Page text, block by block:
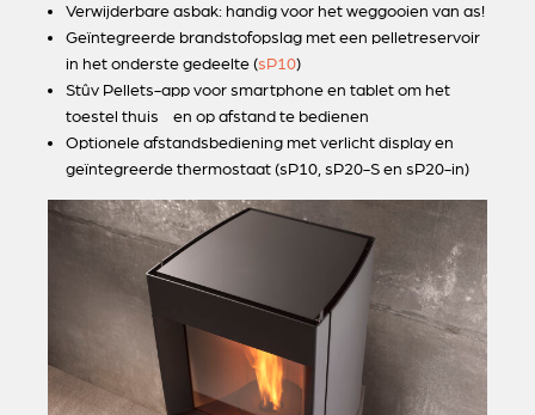
Verwijderbare asbak: handig voor het weggooien van as!
Geïntegreerde brandstofopslag met een pelletreservoir
in het onderste gedeelte (sP10)
Stûv Pellets-app voor smartphone en tablet om het
toestel thuis en op afstand te bedienen
Optionele afstandsbediening met verlicht display en
geïntegreerde thermostaat (sP10, sP20-S en sP20-in)